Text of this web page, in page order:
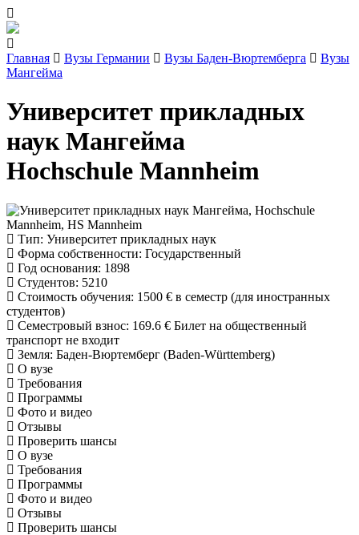
Главная Вузы Германии Вузы Баден-Вюртемберга
Вузы
Мангейма
Университет прикладных
наук Мангейма
Hochschule Mannheim
Тип: Университет прикладных наук
Форма собственности: Государственный
Год основания: 1898
Студентов: 5210
Стоимость обучения: 1500 € в семестр (для иностранных
студентов)
Семестровый взнос: 169.6 € Билет на общественный
транспорт не входит
Земля: Баден-Вюртемберг (Baden-Württemberg)
О вузе
Требования
Программы
Фото и видео
Отзывы
Проверить шансы
О вузе
Требования
Программы
Фото и видео
Отзывы
Проверить шансы